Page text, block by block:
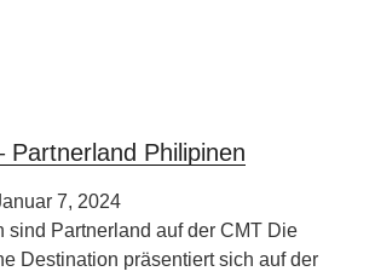
Partnerland Philipinen
7, 2024
sind Partnerland auf der CMT Die
Destination präsentiert sich auf der